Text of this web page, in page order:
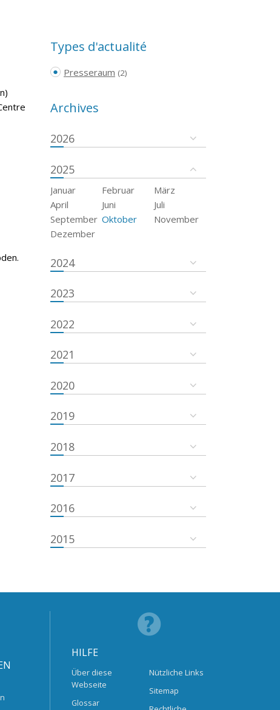
Types d'actualité
Presseraum (2)
Archives
2026
2025
Januar Februar
März
April
Juni
Juli
September Oktober
November
Dezember
2024
2023
2022
2021
2020
2019
2018
2017
2016
2015
HILFE
Über diese
Webseite
Glossar
Nützliche Links
Sitemap